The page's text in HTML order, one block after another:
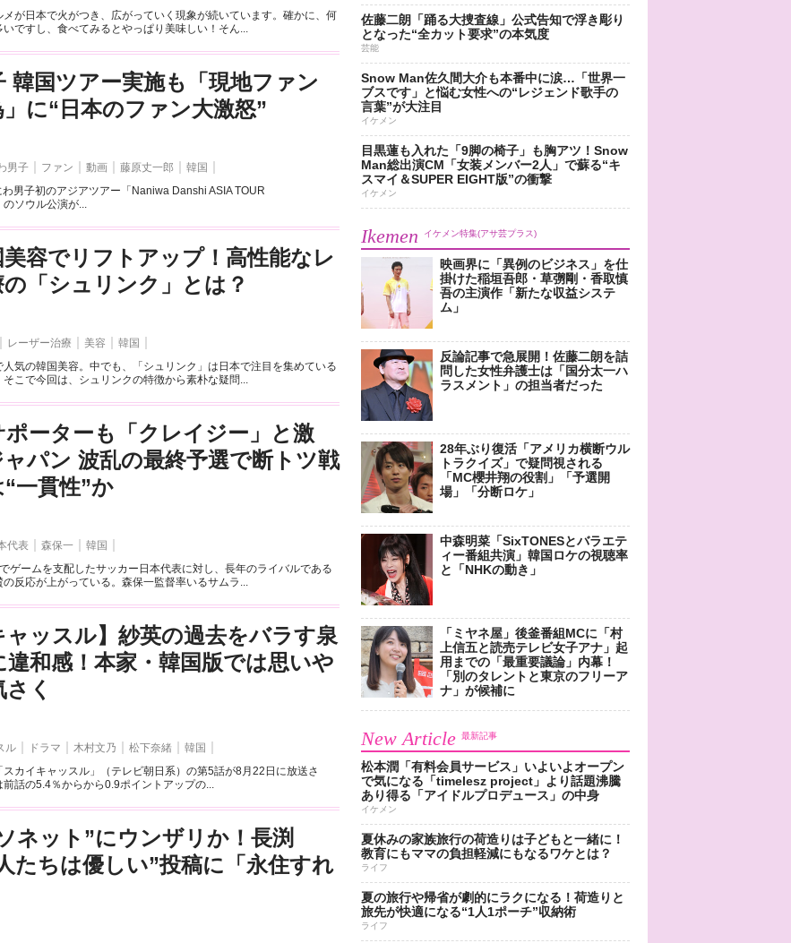
が日本で火がつき、広がっていく現象が続いています。確かに、何
ですし、食べてみるとやっぱり美味しい！そん...
韓国ツアー実施も「現地ファン
に“日本のファン大激怒”
男子 ファン 動画 藤原丈一郎
韓国
男子初のアジアツアー「Naniwa Danshi ASIA TOUR
のソウル公演が...
美容でリフトアップ！高性能なレ
「シュリンク」とは？
レーザー治療 美容
韓国
気の韓国美容。中でも、「シュリンク」は日本で注目を集めている
こで今回は、シュリンクの特徴から素朴な疑問...
ポーターも「クレイジー」と激
パン 波乱の最終予選で断トツ戦
一貫性”か
代表 森保一
韓国
ゲームを支配したサッカー日本代表に対し、長年のライバルである
反応が上がっている。森保一監督率いるサムラ...
ャッスル】紗英の過去をバラす泉
和感！本家・韓国版では思いや
く
ル ドラマ 木村文乃 松下奈緒
韓国
カイキャッスル」（テレビ朝日系）の第5話が8月22日に放送さ
話の5.4％からから0.9ポイントアップの...
ネット”にウンザリか！長渕
たちは優しい”投稿に「永住すれ
佐藤二朗「踊る大捜査線」公式告知で浮き彫り
となった“全カット要求”の本気度
芸能
Snow Man佐久間大介も本番中に涙…「世界一
ブスです」と悩む女性への“レジェンド歌手の
言葉”が大注目
イケメン
目黒蓮も入れた「9脚の椅子」も胸アツ！Snow
Man総出演CM「女装メンバー2人」で蘇る“キ
スマイ＆SUPER EIGHT版”の衝撃
イケメン
Ikemen イケメン特集(アサ芸プラス)
映画界に「異例のビジネス」を仕
掛けた稲垣吾郎・草彅剛・香取慎
吾の主演作「新たな収益システ
ム」
反論記事で急展開！佐藤二朗を詰
問した女性弁護士は「国分太一ハ
ラスメント」の担当者だった
28年ぶり復活「アメリカ横断ウル
トラクイズ」で疑問視される
「MC櫻井翔の役割」「予選開
場」「分断ロケ」
中森明菜「SixTONESとバラエテ
ィー番組共演」韓国ロケの視聴率
と「NHKの動き」
「ミヤネ屋」後釜番組MCに「村
上信五と読売テレビ女子アナ」起
用までの「最重要議論」内幕！
「別のタレントと東京のフリーア
ナ」が候補に
New Article 最新記事
松本潤「有料会員サービス」いよいよオープン
で気になる「timelesz project」より話題沸騰
あり得る「アイドルプロデュース」の中身
イケメン
夏休みの家族旅行の荷造りは子どもと一緒に！
教育にもママの負担軽減にもなるワケとは？
ライフ
夏の旅行や帰省が劇的にラクになる！荷造りと
旅先が快適になる“1人1ポーチ”収納術
ライフ